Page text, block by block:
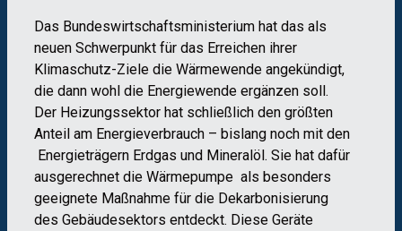
Das Bundeswirtschaftsministerium hat das als
neuen Schwerpunkt für das Erreichen ihrer
Klimaschutz-Ziele die Wärmewende angekündigt,
die dann wohl die Energiewende ergänzen soll.
Der Heizungssektor hat schließlich den größten
Anteil am Energieverbrauch – bislang noch mit den
Energieträgern Erdgas und Mineralöl. Sie hat dafür
ausgerechnet die Wärmepumpe als besonders
geeignete Maßnahme für die Dekarbonisierung
des Gebäudesektors entdeckt. Diese Geräte